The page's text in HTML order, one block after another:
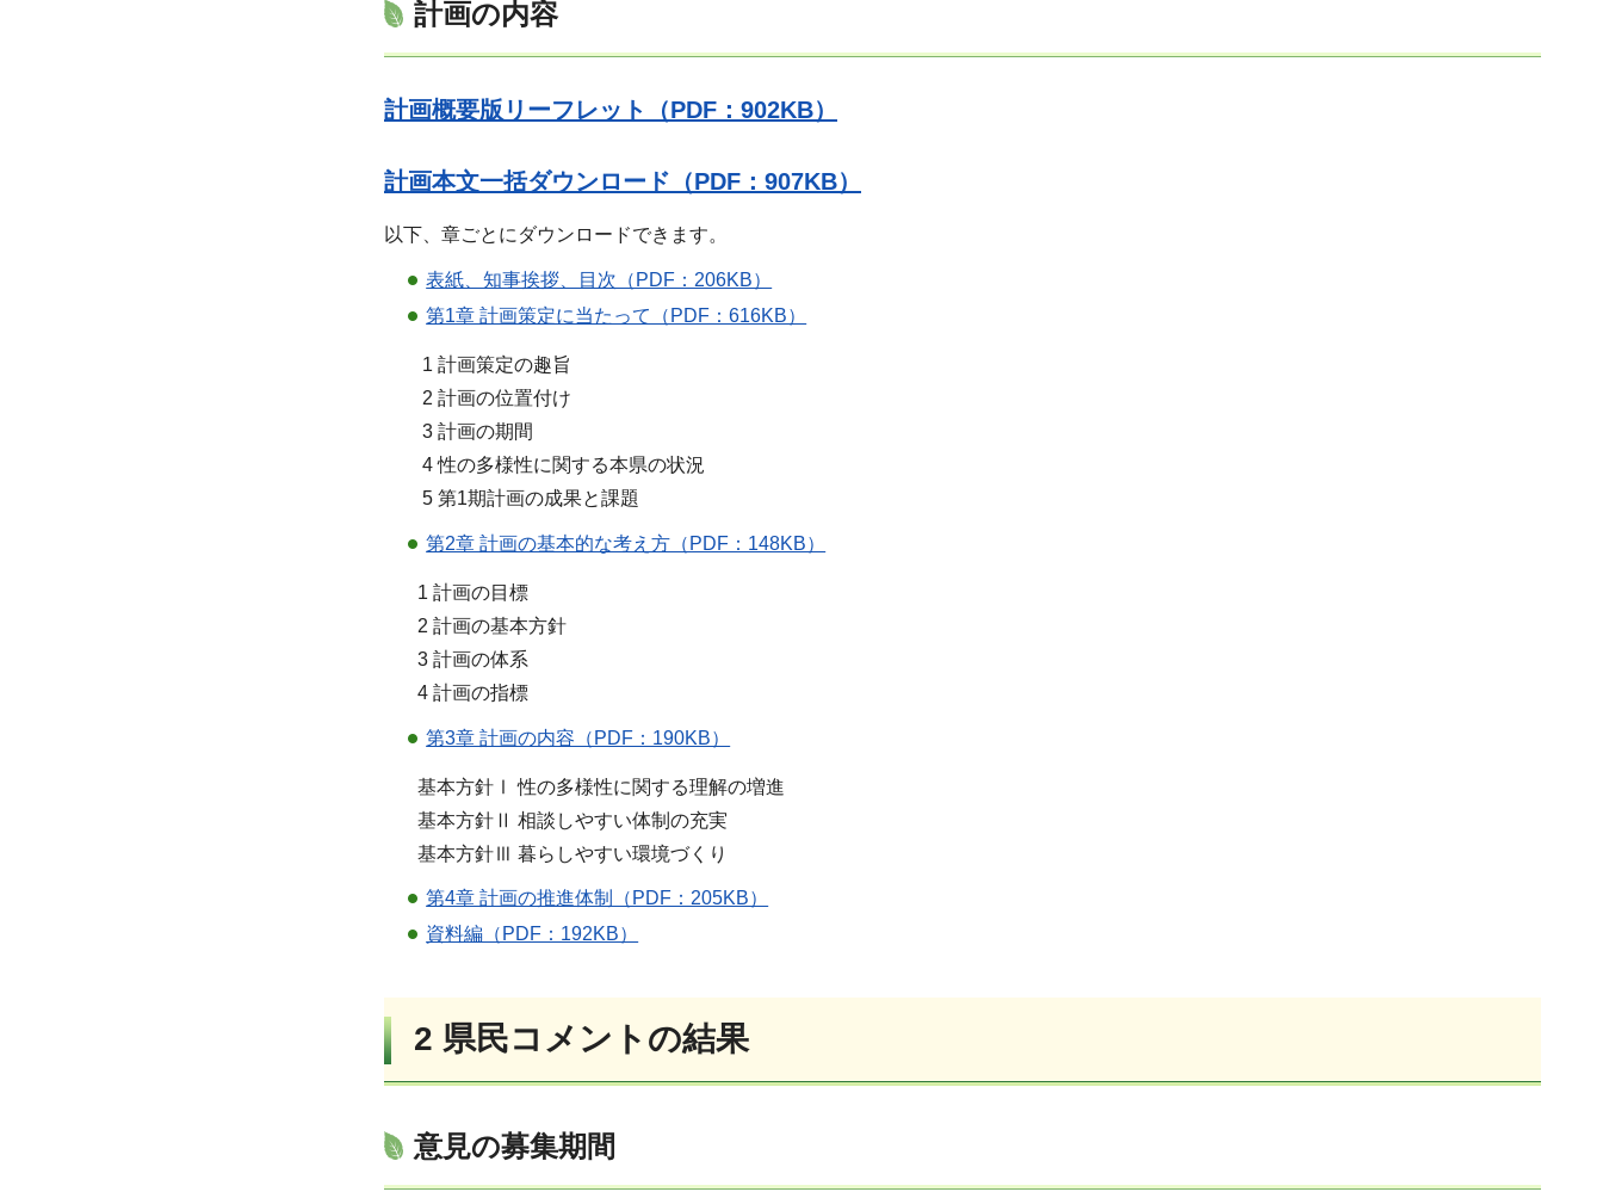
計画の内容
計画概要版リーフレット（PDF：902KB）
計画本文一括ダウンロード（PDF：907KB）
以下、章ごとにダウンロードできます。
表紙、知事挨拶、目次（PDF：206KB）
第1章 計画策定に当たって（PDF：616KB）
1 計画策定の趣旨
2 計画の位置付け
3 計画の期間
4 性の多様性に関する本県の状況
5 第1期計画の成果と課題
第2章 計画の基本的な考え方（PDF：148KB）
1 計画の目標
2 計画の基本方針
3 計画の体系
4 計画の指標
第3章 計画の内容（PDF：190KB）
基本方針Ⅰ 性の多様性に関する理解の増進
基本方針Ⅱ 相談しやすい体制の充実
基本方針Ⅲ 暮らしやすい環境づくり
第4章 計画の推進体制（PDF：205KB）
資料編（PDF：192KB）
2 県民コメントの結果
意見の募集期間